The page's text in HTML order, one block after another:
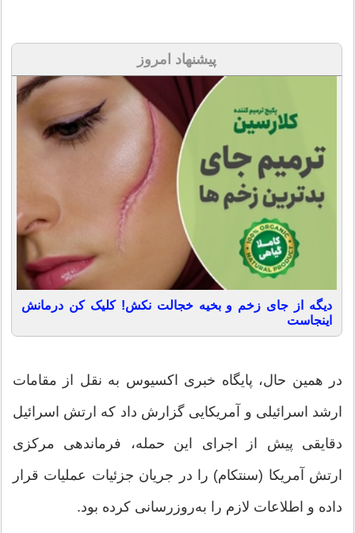
پیشنهاد امروز
دیگه از جای زخم و بخیه خجالت نکش! کلیک کن درمانش
اینجاست
در همین حال، پایگاه خبری اکسیوس به نقل از مقامات
ارشد اسرائیلی و آمریکایی گزارش داد که ارتش اسرائیل
دقایقی پیش از اجرای این حمله، فرماندهی مرکزی
ارتش آمریکا (سنتکام) را در جریان جزئیات عملیات قرار
داده و اطلاعات لازم را به‌روزرسانی کرده بود.